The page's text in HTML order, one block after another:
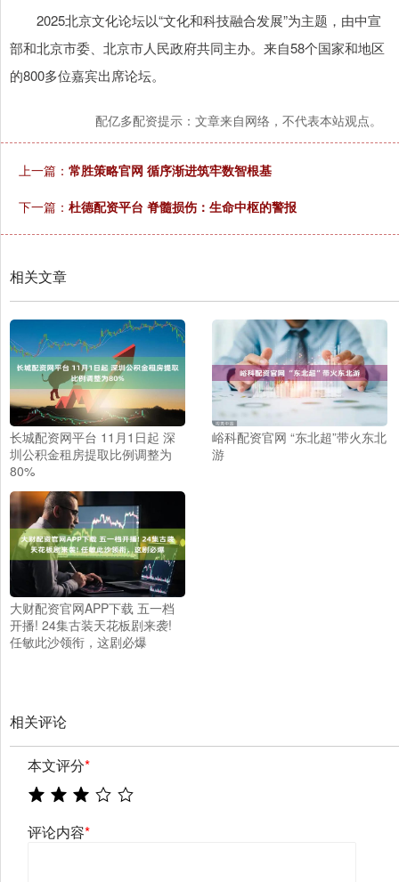
2025北京文化论坛以“文化和科技融合发展”为主题，由中宣
部和北京市委、北京市人民政府共同主办。来自58个国家和地区
的800多位嘉宾出席论坛。
配亿多配资提示：文章来自网络，不代表本站观点。
上一篇： 常胜策略官网 循序渐进筑牢数智根基
下一篇： 杜德配资平台 脊髓损伤：生命中枢的警报
相关文章
长城配资网平台 11月1日起 深
圳公积金租房提取比例调整为
80%
峪科配资官网 “东北超”带火东北
游
大财配资官网APP下载 五一档
开播! 24集古装天花板剧来袭!
任敏此沙领衔，这剧必爆
相关评论
本文评分*
评论内容*